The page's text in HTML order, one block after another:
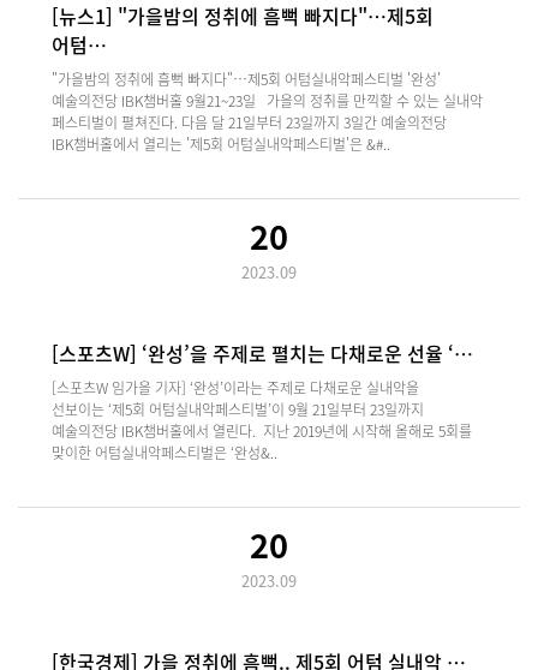
[뉴스1] "가을밤의 정취에 흠뻑 빠지다"…제5회
어텀…
"가을밤의 정취에 흠뻑 빠지다"…제5회 어텀실내악페스티벌 '완성'
예술의전당 IBK챔버홀 9월21~23일 가을의 정취를 만끽할 수 있는 실내악
페스티벌이 펼쳐진다. 다음 달 21일부터 23일까지 3일간 예술의전당
IBK챔버홀에서 열리는 '제5회 어텀실내악페스티벌'은 &#..
20
2023.09
[스포츠W] ‘완성’을 주제로 펼치는 다채로운 선율 ‘…
[스포츠W 임가을 기자] ‘완성’이라는 주제로 다채로운 실내악을
선보이는 ‘제5회 어텀실내악페스티벌’이 9월 21일부터 23일까지
예술의전당 IBK챔버홀에서 열린다. 지난 2019년에 시작해 올해로 5회를
맞이한 어텀실내악페스티벌은 ‘완성&..
20
2023.09
[한국경제] 가을 정취에 흠뻑.. 제5회 어텀 실내악 …